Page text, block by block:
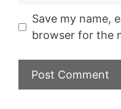
Save my name,
browser for the